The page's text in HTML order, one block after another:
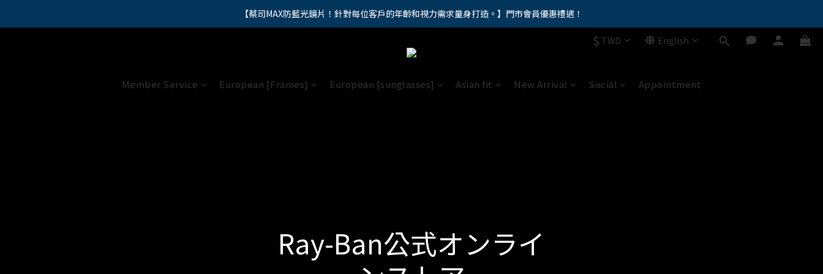
"馬年新章續寫，視界品味進階，限時禮遇 9 折無上限，12期分期免手續費。。
【蔡司MAX防藍光鏡片！針對每位客戶的年齡和視力需求量身打造。】門市會員優惠禮遇！
$ TWD English
Member Service European [Frames] European [sunglasses] Asian fit New Arrival Social Appointment
Ray-Ban公式オンライ